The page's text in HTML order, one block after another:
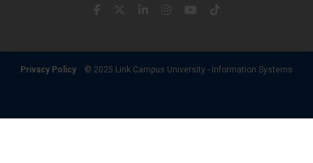
Privacy Policy © 2025 Link Campus University - Information Systems